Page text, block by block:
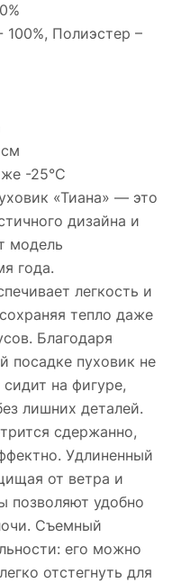
100%, Полиэстер –
-25°С
«Тиана» — это
дизайна и
модель
года.
легкость и
тепло даже
Благодаря
посадке пуховик не
на фигуре,
лишних деталей.
сдержанно,
Удлиненный
от ветра и
позволяют удобно
Съемный
его можно
отстегнуть для